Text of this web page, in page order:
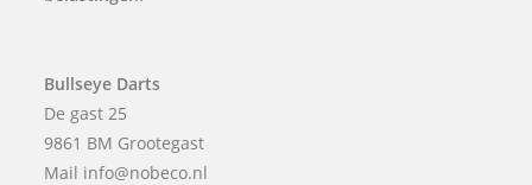
Bullseye Darts
De gast 25
9861 BM Grootegast
Mail info@nobeco.nl